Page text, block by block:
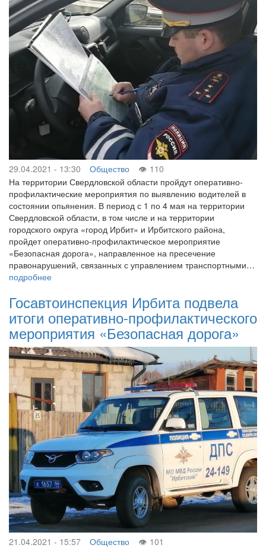
29.04.2021 - 13:30 Общество
110
На территории Свердловской области пройдут оперативно-
профилактические мероприятия по выявлению водителей в
состоянии опьянения. В период с 1 по 4 мая на территории
Свердловской области, в том числе и на территории
городского округа «город Ирбит» и Ирбитского района,
пройдет оперативно-профилактическое мероприятие
«Безопасная дорога», направленное на пресечение
правонарушений, связанных с управлением транспортными…
подробнее
Госавтоинспекция Ирбита подвела
итоги оперативно-профилактического
мероприятия «Безопасная дорога»
21.04.2021 - 15:57 Общество
101